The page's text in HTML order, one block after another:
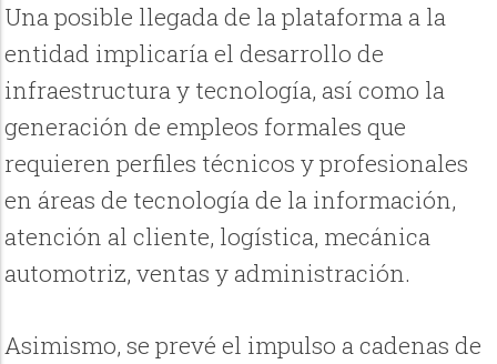
Una posible llegada de la plataforma a la
entidad implicaría el desarrollo de
infraestructura y tecnología, así como la
generación de empleos formales que
requieren perfiles técnicos y profesionales
en áreas de tecnología de la información,
atención al cliente, logística, mecánica
automotriz, ventas y administración.
Asimismo, se prevé el impulso a cadenas de